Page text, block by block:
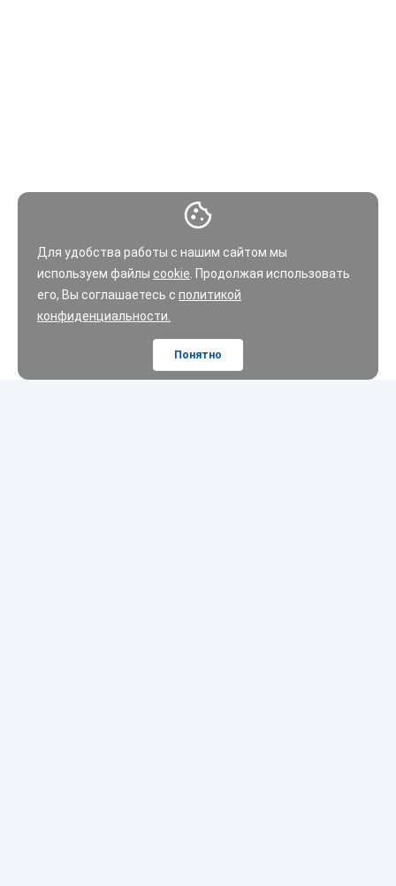
Для удобства работы с нашим сайтом мы
используем файлы cookie . Продолжая использовать
его, Вы соглашаетесь с политикой
конфиденциальности.
Понятно